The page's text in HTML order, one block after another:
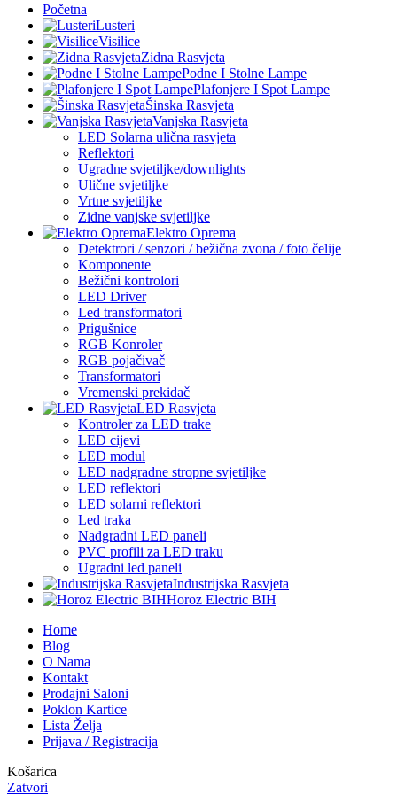
Početna
Lusteri
Visilice
Zidna Rasvjeta
Podne I Stolne Lampe
Plafonjere I Spot Lampe
Šinska Rasvjeta
Vanjska Rasvjeta
LED Solarna ulična rasvjeta
Reflektori
Ugradne svjetiljke/downlights
Ulične svjetiljke
Vrtne svjetiljke
Zidne vanjske svjetiljke
Elektro Oprema
Detektrori / senzori / bežična zvona / foto čelije
Komponente
Bežični kontrolori
LED Driver
Led transformatori
Prigušnice
RGB Konroler
RGB pojačivač
Transformatori
Vremenski prekidač
LED Rasvjeta
Kontroler za LED trake
LED cijevi
LED modul
LED nadgradne stropne svjetiljke
LED reflektori
LED solarni reflektori
Led traka
Nadgradni LED paneli
PVC profili za LED traku
Ugradni led paneli
Industrijska Rasvjeta
Horoz Electric BIH
Home
Blog
O Nama
Kontakt
Prodajni Saloni
Poklon Kartice
Lista Želja
Prijava / Registracija
Košarica
Zatvori